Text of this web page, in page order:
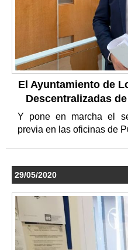
El Ayuntamiento de
Descentralizadas
Y pone en marcha el
previa en las oficinas de
29/05/2020